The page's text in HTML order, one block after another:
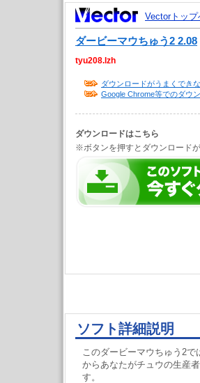
Vectorトップ
ダービーマウちゅう2 2.08
tyu208.lzh
ダウンロードがうまくでき
Google Chrome等でのダウ
ダウンロードはこちら
※ボタンを押すとダウンロードが
ソフト詳細説明
このダービーマウちゅう2で
からあなたがチュウの生産
す。